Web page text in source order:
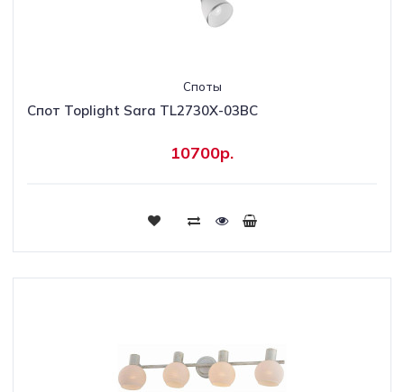
Споты
Спот Toplight Sara TL2730X-03BC
10700р.